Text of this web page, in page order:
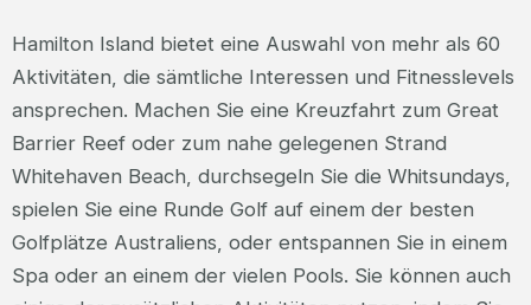
Hamilton Island bietet eine Auswahl von mehr als 60
Aktivitäten, die sämtliche Interessen und Fitnesslevels
ansprechen. Machen Sie eine Kreuzfahrt zum Great
Barrier Reef oder zum nahe gelegenen Strand
Whitehaven Beach, durchsegeln Sie die Whitsundays,
spielen Sie eine Runde Golf auf einem der besten
Golfplätze Australiens, oder entspannen Sie in einem
Spa oder an einem der vielen Pools. Sie können auch